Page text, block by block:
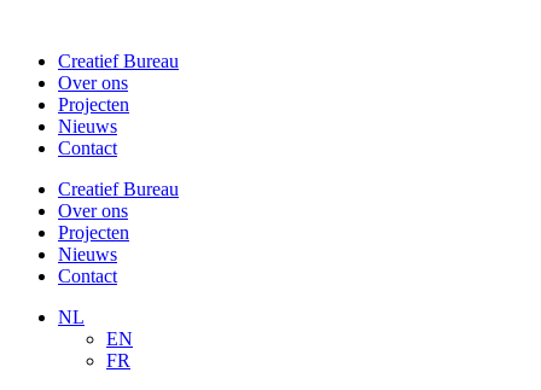
inhoud
Creatief Bureau
Over ons
Projecten
Nieuws
Contact
Creatief Bureau
Over ons
Projecten
Nieuws
Contact
NL
EN
FR